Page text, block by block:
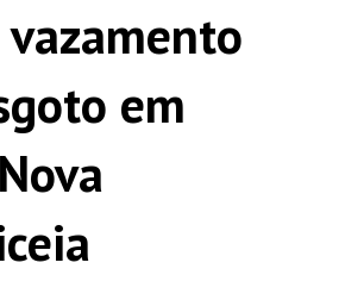
vazamento
em